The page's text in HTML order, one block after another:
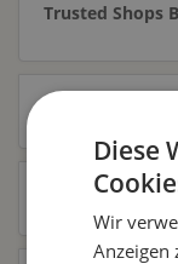
Trusted Shops
Ähnliche Artikel
Diese
Wir
Anzeigen